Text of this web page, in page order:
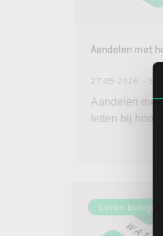
Aandelen met
27-05-2026 –
Aandelen met
letten bij hoog
Leren